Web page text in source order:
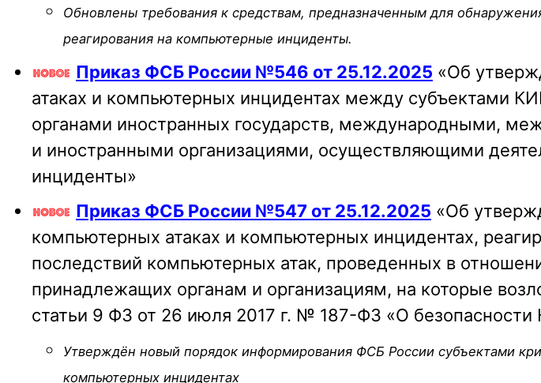
Обновлены требования к средствам, предназначенным для
реагирования на компьютерные инциденты.
Приказ ФСБ России №546 от 25.12.2025 «Об
атаках и компьютерных инцидентах между субъектами
органами иностранных государств, международными,
и иностранными организациями, осуществляющими
инциденты»
Приказ ФСБ России №547 от 25.12.2025 «Об
компьютерных атаках и компьютерных инцидентах,
последствий компьютерных атак, проведенных в
принадлежащих органам и организациям, на которые
статьи 9 ФЗ от 26 июля 2017 г. № 187-ФЗ «О безопасности
Утверждён новый порядок информирования ФСБ России субъектами
компьютерных инцидентах